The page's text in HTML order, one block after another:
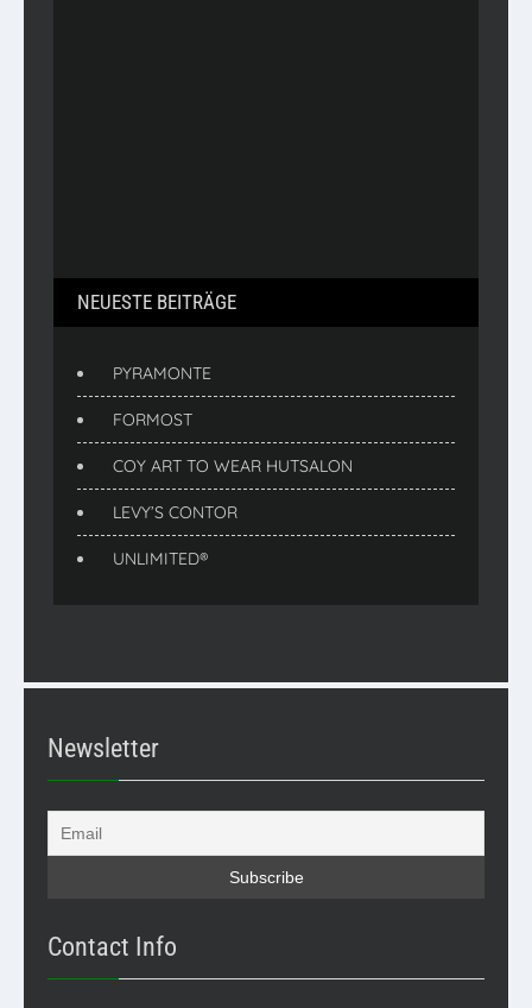
NEUESTE BEITRÄGE
PYRAMONTE
FORMOST
COY ART TO WEAR HUTSALON
LEVY’S CONTOR
UNLIMITED®
Newsletter
Contact Info